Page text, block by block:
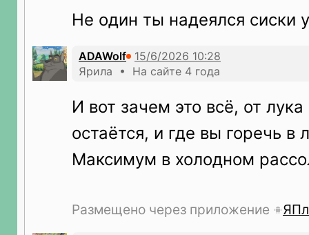
Не один ты надеялся сиски
ADAWolf
Ярила • На сайте 4 года
И вот зачем это всё, от лука
остаётся, и где вы горечь в
Максимум в холодном
Размещено через приложение